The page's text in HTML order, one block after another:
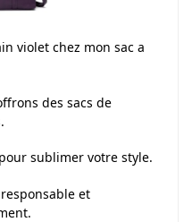
violet chez mon sac a
des sacs de
sublimer votre style.
et